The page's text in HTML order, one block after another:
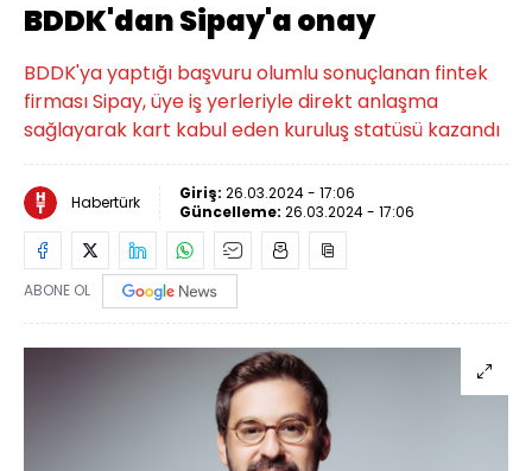
BDDK'dan Sipay'a onay
BDDK'ya yaptığı başvuru olumlu sonuçlanan fintek
firması Sipay, üye iş yerleriyle direkt anlaşma
sağlayarak kart kabul eden kuruluş statüsü kazandı
Habertürk Giriş: 26.03.2024 - 17:06
Güncelleme: 26.03.2024 - 17:06
ABONE OL